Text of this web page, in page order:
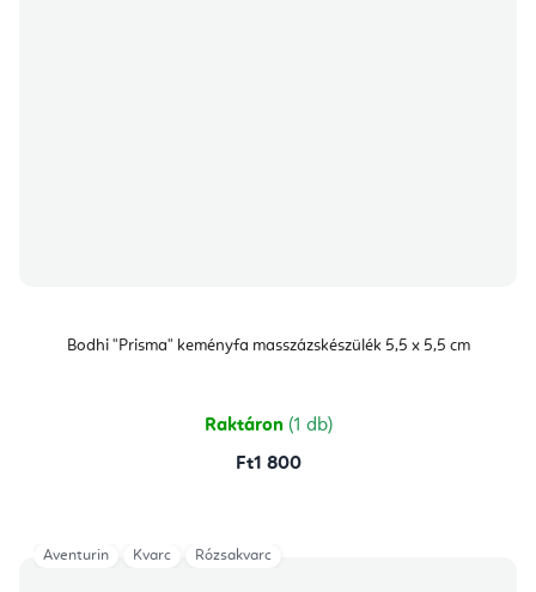
Bodhi "Prisma" keményfa masszázskészülék 5,5 x 5,5 cm
Raktáron (1 db)
Ft1 800
Aventurin Kvarc Rózsakvarc